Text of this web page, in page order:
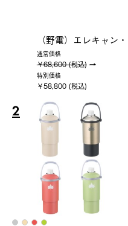
（野電）エレキャン
通常価格
￥68,600 (税込)
特別価格
￥58,800 (税込)
2